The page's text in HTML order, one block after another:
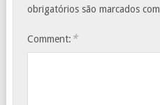
obrigatórios são marcados com
Comment: *